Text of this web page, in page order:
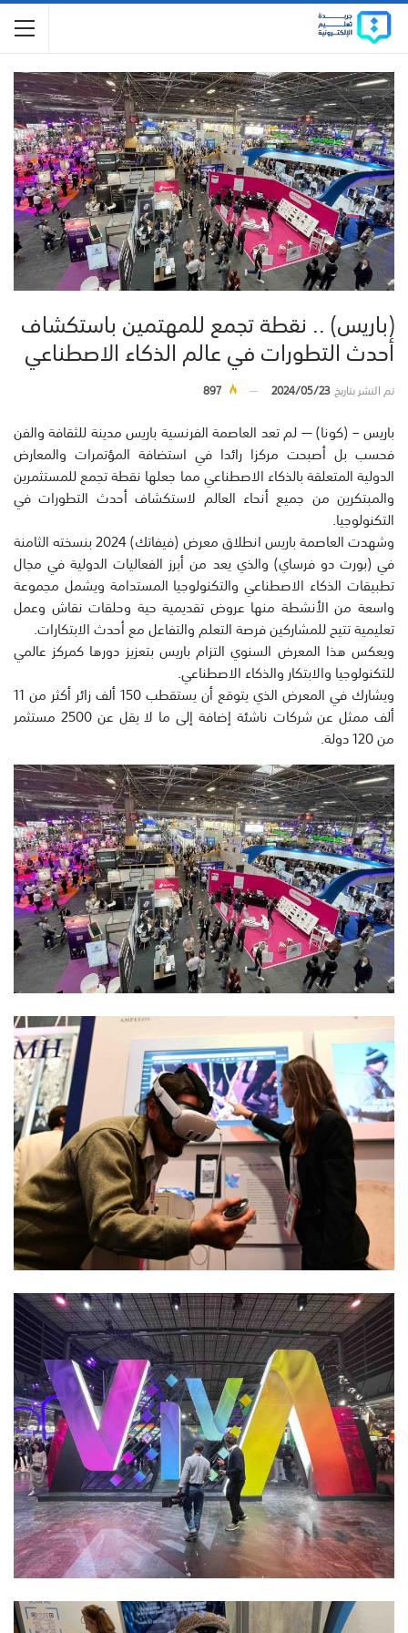
(باريس) .. نقطة تجمع للمهتمين باستكشاف
أحدث التطورات في عالم الذكاء الاصطناعي
تم النشر بتاريخ2024/05/23
897
باريس – (كونا) — لم تعد العاصمة الفرنسية باريس مدينة للثقافة والفن
فحسب بل أصبحت مركزا رائدا في استضافة المؤتمرات والمعارض
الدولية المتعلقة بالذكاء الاصطناعي مما جعلها نقطة تجمع للمستثمرين
والمبتكرين من جميع أنحاء العالم لاستكشاف أحدث التطورات في
التكنولوجيا.
وشهدت العاصمة باريس انطلاق معرض (فيفاتك) 2024 بنسخته الثامنة
في (بورت دو فرساي) والذي يعد من أبرز الفعاليات الدولية في مجال
تطبيقات الذكاء الاصطناعي والتكنولوجيا المستدامة ويشمل مجموعة
واسعة من الأنشطة منها عروض تقديمية حية وحلقات نقاش وعمل
تعليمية تتيح للمشاركين فرصة التعلم والتفاعل مع أحدث الابتكارات.
ويعكس هذا المعرض السنوي التزام باريس بتعزيز دورها كمركز عالمي
للتكنولوجيا والابتكار والذكاء الاصطناعي.
ويشارك في المعرض الذي يتوقع أن يستقطب 150 ألف زائر أكثر من 11
ألف ممثل عن شركات ناشئة إضافة إلى ما لا يقل عن 2500 مستثمر
من 120 دولة.